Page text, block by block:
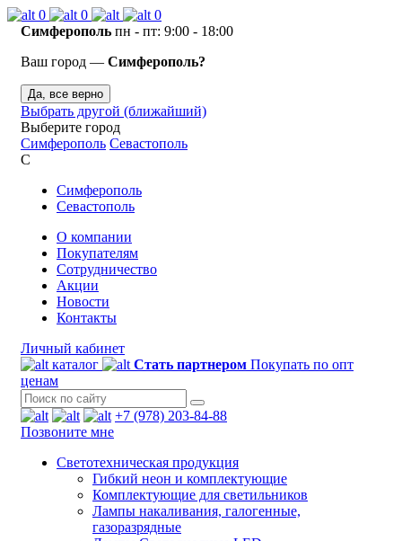
0 0
0
Симферополь пн - пт: 9:00 - 18:00
Ваш город — Симферополь?
Да, все верно
Выбрать другой (ближайший)
Выберите город
Симферополь Севастополь
С
Симферополь
Севастополь
О компании
Покупателям
Сотрудничество
Акции
Новости
Контакты
Личный кабинет
каталог
Стать партнером Покупать по опт
ценам
+7 (978) 203-84-88
Позвоните мне
Светотехническая продукция
Гибкий неон и комплектующие
Комплектующие для светильников
Лампы накаливания, галогенные,
газоразрядные